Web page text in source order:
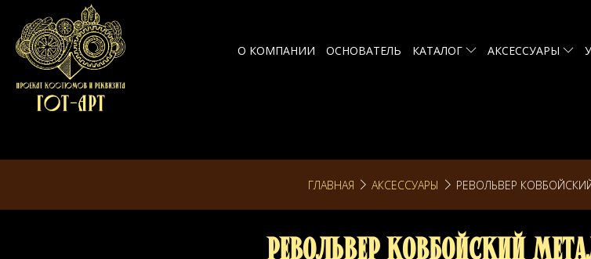
О КОМПАНИИ ОСНОВАТЕЛЬ КАТАЛОГ АКСЕССУАРЫ
ГЛАВНАЯ АКСЕССУАРЫ РЕВОЛЬВЕР
Револьвер Ковбойский